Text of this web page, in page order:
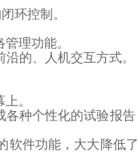
环控制。
理功能。
的、人机交互方式。
。
种个性化的试验报告
件功能，大大降低